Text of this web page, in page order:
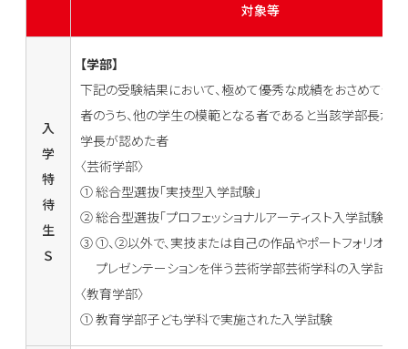
対象等
入
学
特
待
生
Ｓ
【学部】
下記の受験結果において、極めて優秀な成績をおさめて合
者のうち、他の学生の模範となる者であると当該学部長が推
学長が認めた者
〈芸術学部〉
① 総合型選抜「実技型入学試験」
② 総合型選抜「プロフェッショナルアーティスト入学試験」
③ ①、②以外で、実技または自己の作品やポートフォリオの
プレゼンテーションを伴う芸術学部芸術学科の入学試験
〈教育学部〉
① 教育学部子ども学科で実施された入学試験